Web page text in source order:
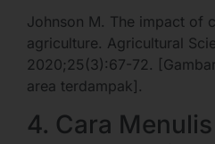
Johnson M. The impact of
agriculture. Agricultural
2020;25(3):67-72.
area terdampak].
4. Cara